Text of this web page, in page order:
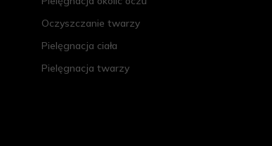
Oczyszczanie twarzy
Pielęgnacja ciała
Pielęgnacja twarzy